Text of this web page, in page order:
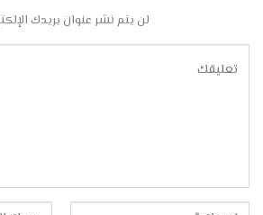
لن يتم نشر عنوان بريدك